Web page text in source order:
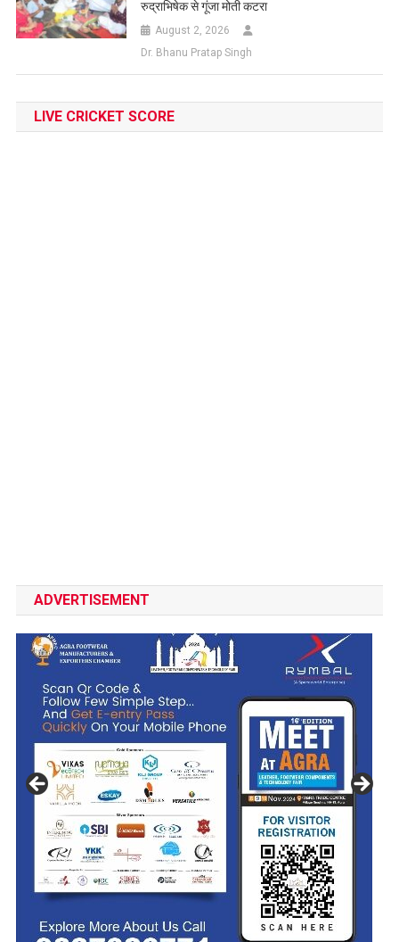
रुद्राभिषेक से गूंजा मोती कटरा
August 2, 2026
Dr. Bhanu Pratap Singh
LIVE CRICKET SCORE
ADVERTISEMENT